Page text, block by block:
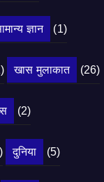
ज्ञान (1)
खास मुलाकात (26)
(2)
दुनिया (5)